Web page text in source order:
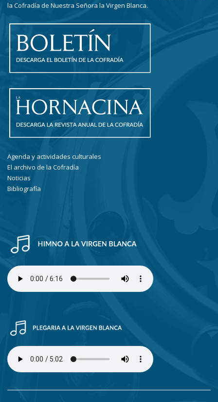
la Cofradía de Nuestra Señora la Virgen Blanca.
Agenda y actividades culturales
El archivo de la Cofradía
Noticias
Bibliografía